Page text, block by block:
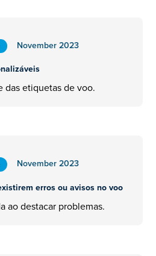
November 2023
das etiquetas de voo.
November 2023
erros ou avisos no voo
ao destacar problemas.